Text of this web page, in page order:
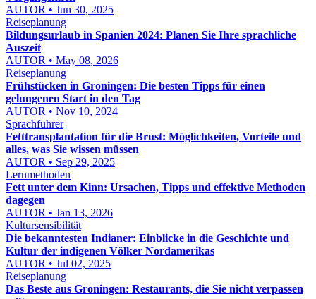
AUTOR • Jun 30, 2025
Reiseplanung
Bildungsurlaub in Spanien 2024: Planen Sie Ihre sprachliche
Auszeit
AUTOR • May 08, 2026
Reiseplanung
Frühstücken in Groningen: Die besten Tipps für einen
gelungenen Start in den Tag
AUTOR • Nov 10, 2024
Sprachführer
Fetttransplantation für die Brust: Möglichkeiten, Vorteile und
alles, was Sie wissen müssen
AUTOR • Sep 29, 2025
Lernmethoden
Fett unter dem Kinn: Ursachen, Tipps und effektive Methoden
dagegen
AUTOR • Jan 13, 2026
Kultursensibilität
Die bekanntesten Indianer: Einblicke in die Geschichte und
Kultur der indigenen Völker Nordamerikas
AUTOR • Jul 02, 2025
Reiseplanung
Das Beste aus Groningen: Restaurants, die Sie nicht verpassen